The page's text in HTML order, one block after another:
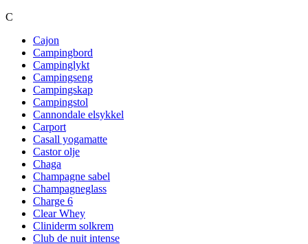
C
Cajon
Campingbord
Campinglykt
Campingseng
Campingskap
Campingstol
Cannondale elsykkel
Carport
Casall yogamatte
Castor olje
Chaga
Champagne sabel
Champagneglass
Charge 6
Clear Whey
Cliniderm solkrem
Club de nuit intense